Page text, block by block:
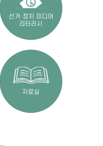
선거·정치 미디어
리터러시
자료실